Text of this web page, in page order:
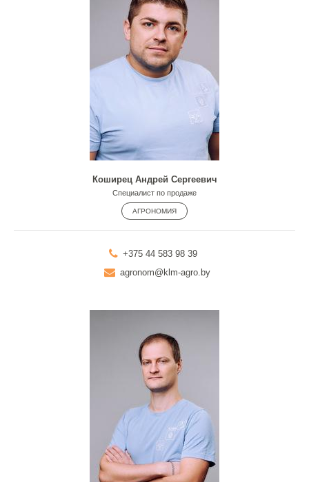
Коширец Андрей Сергеевич
Специалист по продаже
АГРОНОМИЯ
+375 44 583 98 39
agronom@klm-agro.by